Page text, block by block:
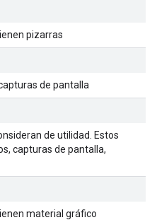
pizarras
de pantalla
de utilidad. Estos
capturas de pantalla,
material gráfico